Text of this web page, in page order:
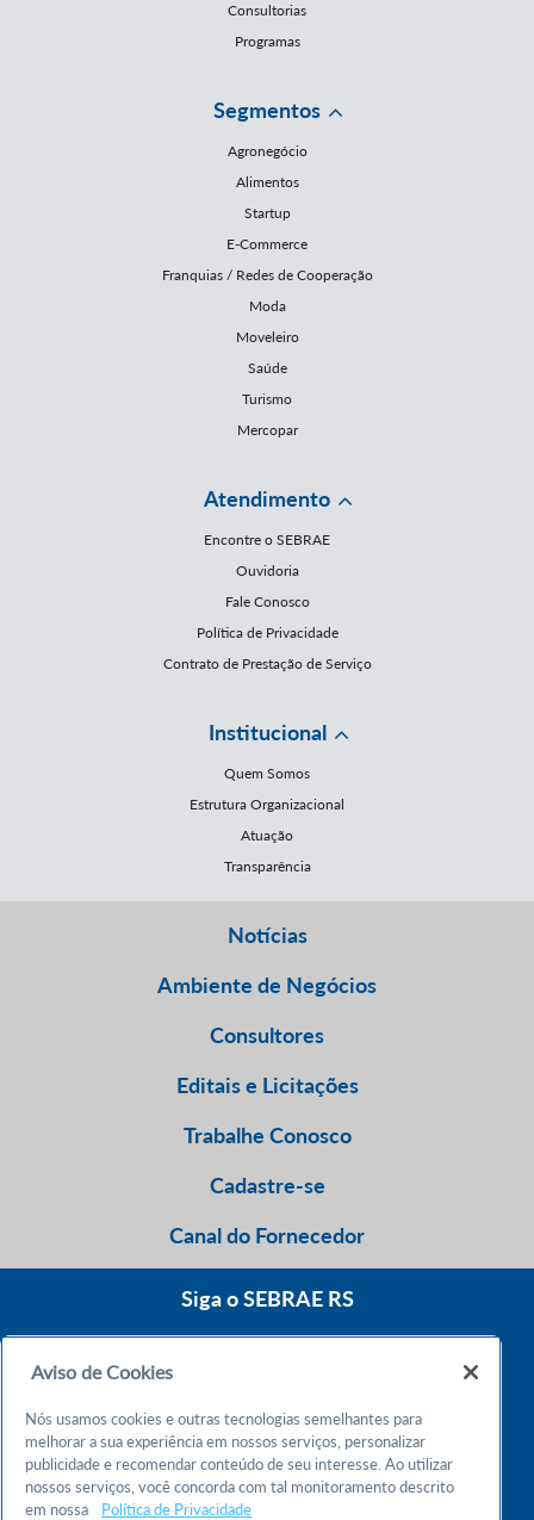
Consultorias
Programas
Segmentos
Agronegócio
Alimentos
Startup
E-Commerce
Franquias / Redes de Cooperação
Moda
Moveleiro
Saúde
Turismo
Mercopar
Atendimento
Encontre o SEBRAE
Ouvidoria
Fale Conosco
Política de Privacidade
Contrato de Prestação de Serviço
Institucional
Quem Somos
Estrutura Organizacional
Atuação
Transparência
Notícias
Ambiente de Negócios
Consultores
Editais e Licitações
Trabalhe Conosco
Cadastre-se
Canal do Fornecedor
Siga o SEBRAE RS
Atendimento 24h
Chame no WhatsApp
Aviso de Cookies
Nós usamos cookies e outras tecnologias semelhantes para
melhorar a sua experiência em nossos serviços, personalizar
publicidade e recomendar conteúdo de seu interesse. Ao utilizar
nossos serviços, você concorda com tal monitoramento descrito
em nossa
Política de Privacidade